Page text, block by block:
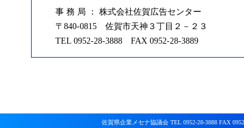
事 務 局 ： 株式会社佐賀広告センター
〒840-0815 佐賀市天神３丁目２－２３
TEL 0952-28-3888 FAX 0952-28-3889
佐賀県企業メセナ協議会 TEL 0952-28-3888 FAX